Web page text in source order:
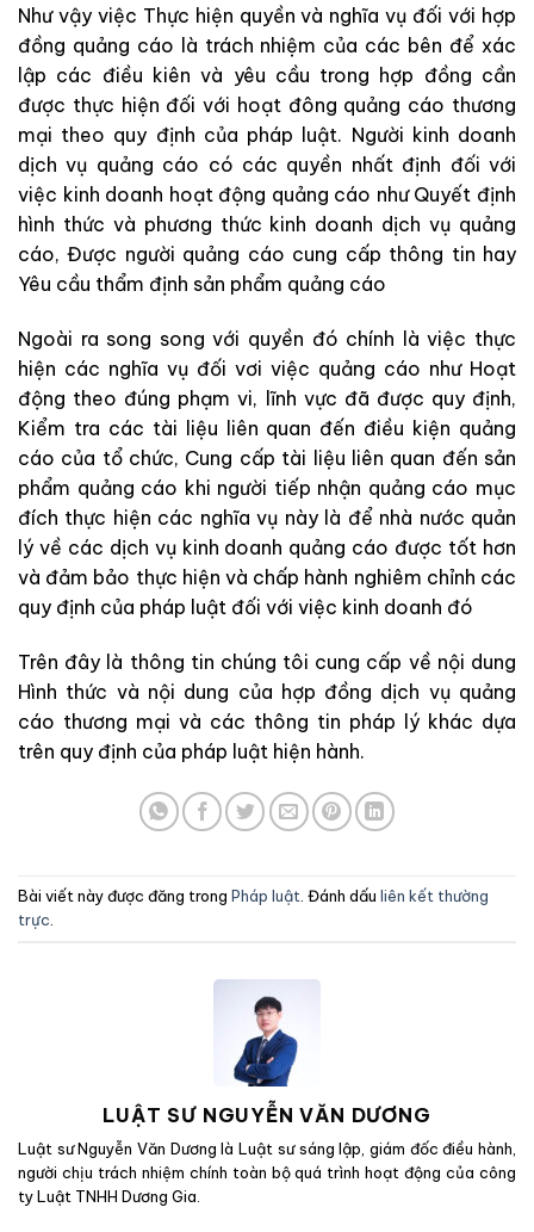
Như vậy việc Thực hiện quyền và nghĩa vụ đối với hợp
đồng quảng cáo là trách nhiệm của các bên để xác
lập các điều kiên và yêu cầu trong hợp đồng cần
được thực hiện đối với hoạt đông quảng cáo thương
mại theo quy định của pháp luật. Người kinh doanh
dịch vụ quảng cáo có các quyền nhất định đối với
việc kinh doanh hoạt động quảng cáo như Quyết định
hình thức và phương thức kinh doanh dịch vụ quảng
cáo, Được người quảng cáo cung cấp thông tin hay
Yêu cầu thẩm định sản phẩm quảng cáo
Ngoài ra song song với quyền đó chính là việc thực
hiện các nghĩa vụ đối vơi việc quảng cáo như Hoạt
động theo đúng phạm vi, lĩnh vực đã được quy định,
Kiểm tra các tài liệu liên quan đến điều kiện quảng
cáo của tổ chức, Cung cấp tài liệu liên quan đến sản
phẩm quảng cáo khi người tiếp nhận quảng cáo mục
đích thực hiện các nghĩa vụ này là để nhà nước quản
lý về các dịch vụ kinh doanh quảng cáo được tốt hơn
và đảm bảo thực hiện và chấp hành nghiêm chỉnh các
quy định của pháp luật đối với việc kinh doanh đó
Trên đây là thông tin chúng tôi cung cấp về nội dung
Hình thức và nội dung của hợp đồng dịch vụ quảng
cáo thương mại và các thông tin pháp lý khác dựa
trên quy định của pháp luật hiện hành.
Bài viết này được đăng trong Pháp luật . Đánh dấu liên kết thường
trực
LUẬT SƯ NGUYỄN VĂN DƯƠNG
Luật sư Nguyễn Văn Dương là Luật sư sáng lập, giám đốc điều hành,
người chịu trách nhiệm chính toàn bộ quá trình hoạt động của công
ty Luật TNHH Dương Gia.